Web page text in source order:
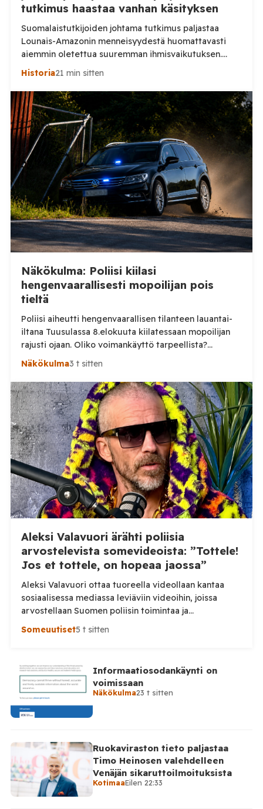
tutkimus haastaa vanhan käsityksen
Suomalaistutkijoiden johtama tutkimus paljastaa
Lounais-Amazonin menneisyydestä huomattavasti
aiemmin oletettua suuremman ihmisvaikutuksen.
Sademetsän läpi näkevä laserkeilaus toi päivänvaloon
vasta nyt alkanut hahmottua. Amazonin sademetsä on
pitkään nähty ympäristönä, jossa ennen
eurooppalaisten saapumista eli suhteellisen harva
ihmisväestö hajallaan pienissä yhteisöissä. Uusi
Nature-tiedelehdessä julkaistu tutkimus antaa tästä
huomattavasti toisenlaisen kuvan. Helsingin ja […]
Historia21 min sitten
Näkökulma: Poliisi kiilasi
hengenvaarallisesti mopoilijan pois
tieltä
Poliisi aiheutti hengenvaarallisen tilanteen lauantai-
iltana Tuusulassa 8.elokuuta kiilatessaan mopoilijan
rajusti ojaan. Oliko voimankäyttö tarpeellista?
Tuusulassa järjestetyssä mopomiitissä nuori kuljettaja
karkuun. On vielä epäselvää mikä aiheutti karkuun
lähtemisen, mutta selkeästi poliisin voimankäyttö oli
ylimitoitettua joka vaaransi nuoren kuljettajan
hengen. Sosiaalisessa mediassa levinneellä videolla
poliisi ajaa nuoren mopoilijan vierelle ja […]
Näkökulma3 t sitten
Aleksi Valavuori ärähti poliisia
arvostelevista somevideoista: ”Tottele!
Jos et tottele, on hopeaa jaossa”
Aleksi Valavuori ottaa tuoreella videollaan kantaa
sosiaalisessa mediassa leviäviin videoihin, joissa
arvostellaan Suomen poliisin toimintaa ja
voimankäyttöä. Valavuoren mukaan videot ovat usein
videollaan esiin ilmiön, jonka hän kertoo yleistyneen
sosiaalisessa mediassa: videot poliisin toiminnasta ja
erityisesti tilanteista, joissa poliisin voimankäyttöä
arvostellaan. Tilaa Posi TV […]
Someuutiset5 t sitten
Informaatiosodankäynti on
voimissaan
Näkökulma23 t sitten
Ruokaviraston tieto paljastaa
Timo Heinosen valehdelleen
Venäjän sikaruttoilmoituksista
KotimaaEilen 22:33